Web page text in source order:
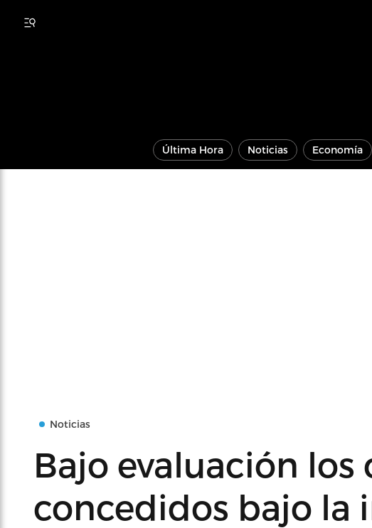
Última Hora Noticias Economía
Noticias
Bajo evaluación los
concedidos bajo la